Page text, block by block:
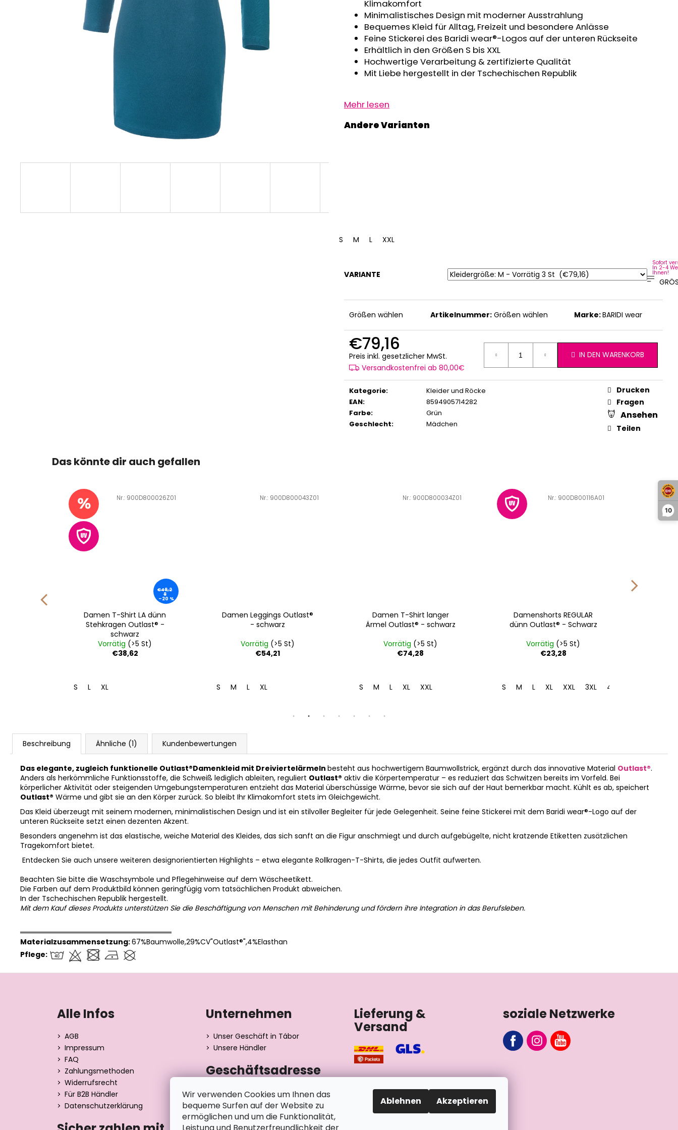
10
Wir verwenden Cookies um Ihnen das
bequeme Surfen auf der Website zu
ermöglichen und um die Funktionalität,
Ablehnen Akzeptieren
Klimakomfort
Minimalistisches Design mit moderner Ausstrahlung
Bequemes Kleid für Alltag, Freizeit und besondere Anlässe
Feine Stickerei des Baridi wear®-Logos auf der unteren Rückseite
Erhältlich in den Größen S bis XXL
Hochwertige Verarbeitung & zertifizierte Qualität
Mit Liebe hergestellt in der Tschechischen Republik
Mehr lesen
S M L XXL
VARIANTE
Sofort
In 2-4
Ihnen!
Größen wählen Artikelnummer: Größen wählen Marke:BARIDI wear
€79,16
Preis inkl. gesetzlicher MwSt.
Versandkostenfrei ab 80,00€
IN DEN WARENKORB
Kategorie:
Kleider und Röcke
EAN:
8594905714282
Farbe:
Grün
Geschlecht: Mädchen
Drucken
Fragen
Ansehen
Teilen
Das könnte dir auch gefallen
€48,2
8
–20 %
Damen T-Shirt LA dünn
Stehkragen Outlast® -
schwarz
Vorrätig (>5 St)
€38,62
S L XL
Art.-Nr.: 900D800026Z01
Damen Leggings Outlast®
- schwarz
Vorrätig (>5 St)
€54,21
S M L XL
Art.-Nr.: 900D800043Z01
Damen T-Shirt langer
Ärmel Outlast® - schwarz
Vorrätig (>5 St)
€74,28
S M L XL XXL
Art.-Nr.: 900D800034Z01
Damenshorts REGULAR
dünn Outlast® - Schwarz
Vorrätig (>5 St)
€23,28
S M L XL XXL 3XL 4XL
Art.-Nr.: 900D800116A01
Beschreibung Ähnliche (1) Kundenbewertungen
Das elegante, zugleich funktionelle Outlast®Damenkleid mit Dreiviertelärmeln besteht aus hochwertigem Baumwollstrick, ergänzt durch das innovative Material Outlast®.
Anders als herkömmliche Funktionsstoffe, die Schweiß lediglich ableiten, reguliert Outlast® aktiv die Körpertemperatur – es reduziert das Schwitzen bereits im Vorfeld. Bei
körperlicher Aktivität oder steigenden Umgebungstemperaturen entzieht das Material überschüssige Wärme, bevor sie sich auf der Haut bemerkbar macht. Kühlt es ab, speichert
Outlast® Wärme und gibt sie an den Körper zurück. So bleibt Ihr Klimakomfort stets im Gleichgewicht.
Das Kleid überzeugt mit seinem modernen, minimalistischen Design und ist ein stilvoller Begleiter für jede Gelegenheit. Seine feine Stickerei mit dem Baridi wear®-Logo auf der
unteren Rückseite setzt einen dezenten Akzent.
Besonders angenehm ist das elastische, weiche Material des Kleides, das sich sanft an die Figur anschmiegt und durch aufgebügelte, nicht kratzende Etiketten zusätzlichen
Tragekomfort bietet.
Entdecken Sie auch unsere weiteren designorientierten Highlights – etwa elegante Rollkragen-T-Shirts, die jedes Outfit aufwerten.
Beachten Sie bitte die Waschsymbole und Pflegehinweise auf dem Wäscheetikett.
Die Farben auf dem Produktbild können geringfügig vom tatsächlichen Produkt abweichen.
In der Tschechischen Republik hergestellt.
Mit dem Kauf dieses Produkts unterstützen Sie die Beschäftigung von Menschen mit Behinderung und fördern ihre Integration in das Berufsleben.
══════════════════════════════
Materialzusammensetzung:67%Baumwolle,29%CV"Outlast®",4%Elasthan
Pflege:
€27,08
€32,50
€24,90
Alle Infos
AGB
Impressum
FAQ
Zahlungsmethoden
Widerrufsrecht
Für B2B Händler
Datenschutzerklärung
Unternehmen
Unser Geschäft in Tábor
Unsere Händler
Geschäftsadresse
Dita výrobní družstvo invalidů
Stránského 2510/1
390 02 Tábor
Tschechische Republik
Lieferung &
Versand
soziale Netzwerke